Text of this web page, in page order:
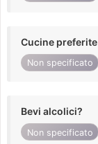
Cucine preferite
Non specificato
Bevi alcolici?
Non specificato